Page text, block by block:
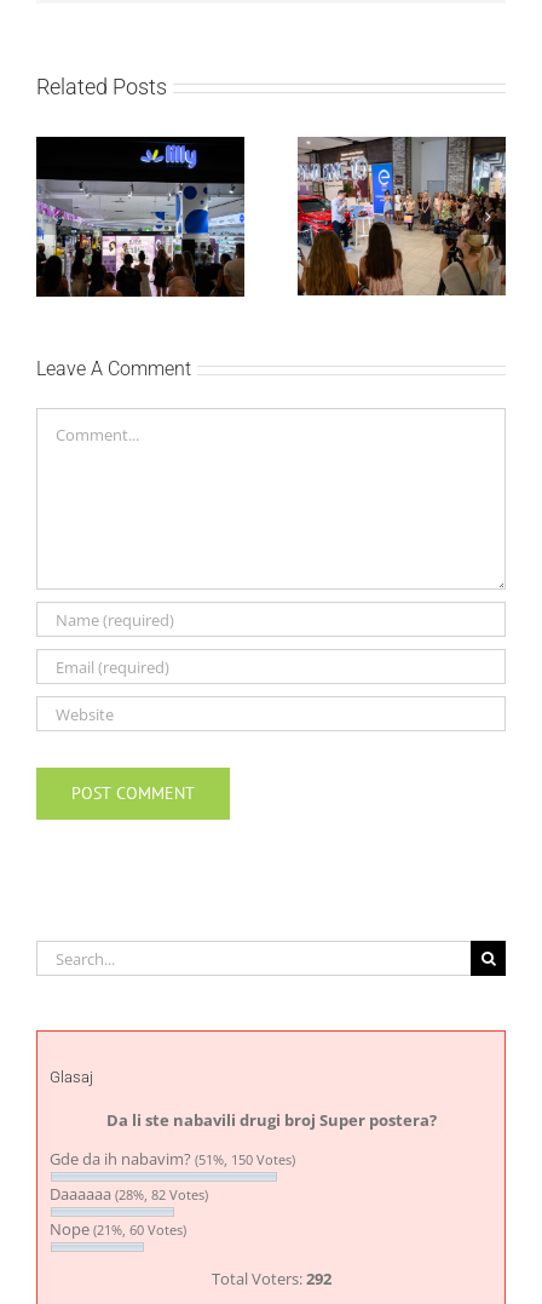
Related Posts
Lilly Drogerie i L’Oréal
Paris Elseve na
Festivalu nege kose
predstavili Collagen
Lifter liniju i popuste do
30 odsto
Lilly Drogerie proslavile
10. online rođendan,
uručile automobil
Citroën C3 i najavile
saradnju sa
šampionkom Andreom
Leave A Comment
Search
for:
Glasaj
Da li ste nabavili drugi broj Super postera?
Gde da ih nabavim? (51%, 150 Votes)
Daaaaaa (28%, 82 Votes)
Nope (21%, 60 Votes)
Total Voters:292